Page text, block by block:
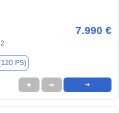
7.990 €
PS)
★ ➦ ➜